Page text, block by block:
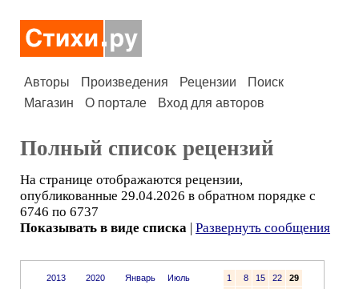
Авторы Произведения Рецензии
Поиск
Магазин
О портале Вход для авторов
Полный список рецензий
На странице отображаются рецензии,
опубликованные 29.04.2026 в обратном порядке с
6746 по 6737
Показывать в виде списка | Развернуть сообщения
2013
2020
Январь
Июль
1 8 15 22
29